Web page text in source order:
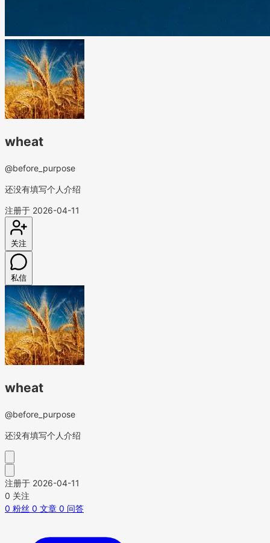
wheat
@before_purpose
还没有填写个人介绍
注册于 2026-04-11
关注
私信
wheat
@before_purpose
还没有填写个人介绍
注册于 2026-04-11
0 关注
0 粉丝 0 文章 0 问答